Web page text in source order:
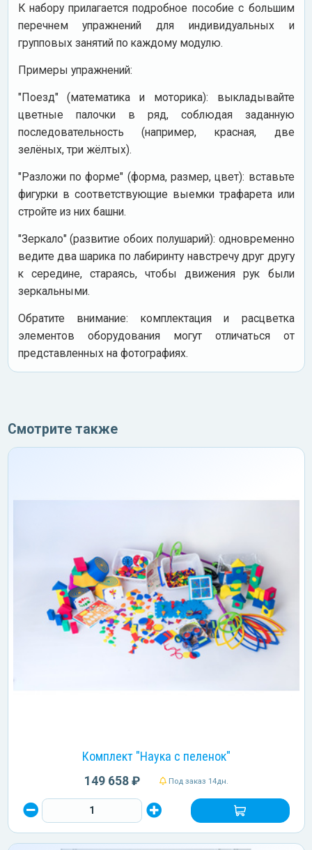
К набору прилагается подробное пособие с большим
перечнем упражнений для индивидуальных и
групповых занятий по каждому модулю.
Примеры упражнений:
"Поезд" (математика и моторика): выкладывайте
цветные палочки в ряд, соблюдая заданную
последовательность (например, красная, две
зелёных, три жёлтых).
"Разложи по форме" (форма, размер, цвет): вставьте
фигурки в соответствующие выемки трафарета или
стройте из них башни.
"Зеркало" (развитие обоих полушарий): одновременно
ведите два шарика по лабиринту навстречу друг другу
к середине, стараясь, чтобы движения рук были
зеркальными.
Обратите внимание: комплектация и расцветка
элементов оборудования могут отличаться от
представленных на фотографиях.
Смотрите также
Комплект "Наука с пеленок"
149 658 ₽ Под заказ 14дн.